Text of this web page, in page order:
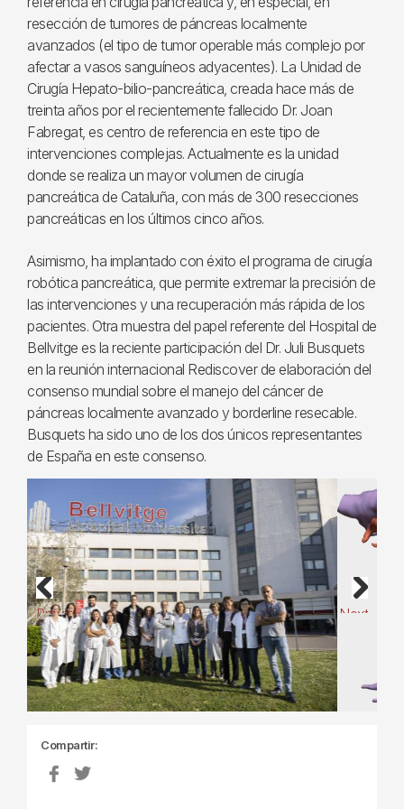
resección de tumores de páncreas localmente
avanzados (el tipo de tumor operable más complejo por
afectar a vasos sanguíneos adyacentes). La Unidad de
Cirugía Hepato-bilio-pancreática, creada hace más de
treinta años por el recientemente fallecido Dr. Joan
Fabregat, es centro de referencia en este tipo de
intervenciones complejas. Actualmente es la unidad
donde se realiza un mayor volumen de cirugía
pancreática de Cataluña, con más de 300 resecciones
pancreáticas en los últimos cinco años.
Asimismo, ha implantado con éxito el programa de cirugía
robótica pancreática, que permite extremar la precisión de
las intervenciones y una recuperación más rápida de los
pacientes. Otra muestra del papel referente del Hospital de
Bellvitge es la reciente participación del Dr. Juli Busquets
en la reunión internacional Rediscover de elaboración del
consenso mundial sobre el manejo del cáncer de
páncreas localmente avanzado y borderline resecable.
Busquets ha sido uno de los dos únicos representantes
de España en este consenso.
Previous Next
Compartir: